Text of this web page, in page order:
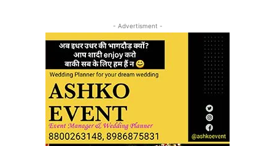
- Advertisment -